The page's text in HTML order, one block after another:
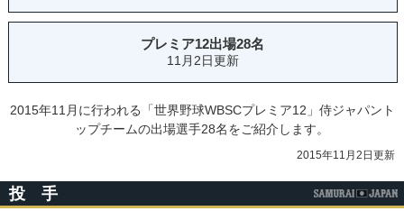
プレミア12出場28名
11月2日更新
2015年11月に行われる「世界野球WBSCプレミア12」侍ジャパント
ップチームの出場選手28名をご紹介します。
2015年11月2日更新
投 手